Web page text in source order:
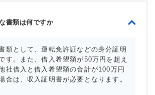
書類は何ですか
類として、運転免許証などの身分証明
す。また、借入希望額が50万円を超え
社借入と借入希望額の合計が100万円
合は、収入証明書が必要となります。